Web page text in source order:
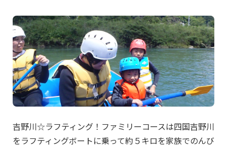
吉野川☆ラフティング！ファミリーコースは四国吉野川
をラフティングボートに乗って約５キロを家族でのんび